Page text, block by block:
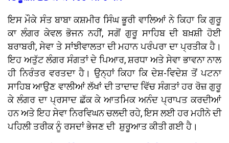
ਇਸ ਮੌਕੇ ਸੰਤ ਬਾਬਾ ਕਸ਼ਮੀਰ ਸਿੰਘ ਭੂਰੀ ਵਾਲਿਆਂ ਨੇ ਕਿਹਾ ਕਿ ਗੁਰੂ
ਕਾ ਲੰਗਰ ਕੇਵਲ ਭੋਜਨ ਨਹੀਂ, ਸਗੋਂ ਗੁਰੂ ਸਾਹਿਬ ਦੀ ਬਖ਼ਸ਼ੀ ਹੋਈ
ਬਰਾਬਰੀ, ਸੇਵਾ ਤੇ ਸਾਂਝੀਵਾਲਤਾ ਦੀ ਮਹਾਨ ਪਰੰਪਰਾ ਦਾ ਪ੍ਰਤੀਕ ਹੈ।
ਇਹ ਅਤੁੱਟ ਲੰਗਰ ਸੰਗਤਾਂ ਦੇ ਪਿਆਰ, ਸ਼ਰਧਾ ਅਤੇ ਸੇਵਾ ਭਾਵਨਾ ਨਾਲ
ਹੀ ਨਿਰੰਤਰ ਵਰਤਦਾ ਹੈ। ਉਨ੍ਹਾਂ ਕਿਹਾ ਕਿ ਦੇਸ਼-ਵਿਦੇਸ਼ ਤੋਂ ਪਟਨਾ
ਸਾਹਿਬ ਆਉਣ ਵਾਲੀਆਂ ਲੱਖਾਂ ਦੀ ਤਾਦਾਦ ਵਿੱਚ ਸੰਗਤਾਂ ਹਰ ਰੋਜ਼ ਗੁਰੂ
ਕੇ ਲੰਗਰ ਦਾ ਪ੍ਰਸਾਦ ਛੱਕ ਕੇ ਆਤਮਿਕ ਅਨੰਦ ਪ੍ਰਾਪਤ ਕਰਦੀਆਂ
ਹਨ ਅਤੇ ਇਹ ਸੇਵਾ ਨਿਰਵਿਘਨ ਚਲਦੀ ਰਹੇ, ਇਸ ਲਈ ਹਰ ਮਹੀਨੇ ਦੀ
ਪਹਿਲੀ ਤਰੀਕ ਨੂੰ ਰਸਦਾਂ ਭੇਜਣ ਦੀ ਸ਼ੁਰੂਆਤ ਕੀਤੀ ਗਈ ਹੈ।